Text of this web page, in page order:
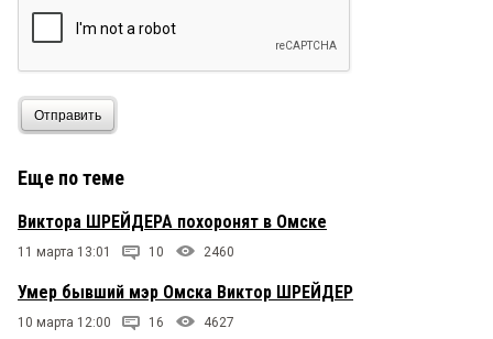
Отправить
Еще по теме
Виктора ШРЕЙДЕРА похоронят в Омске
11 марта 13:01 10 2460
Умер бывший мэр Омска Виктор ШРЕЙДЕР
10 марта 12:00 16 4627